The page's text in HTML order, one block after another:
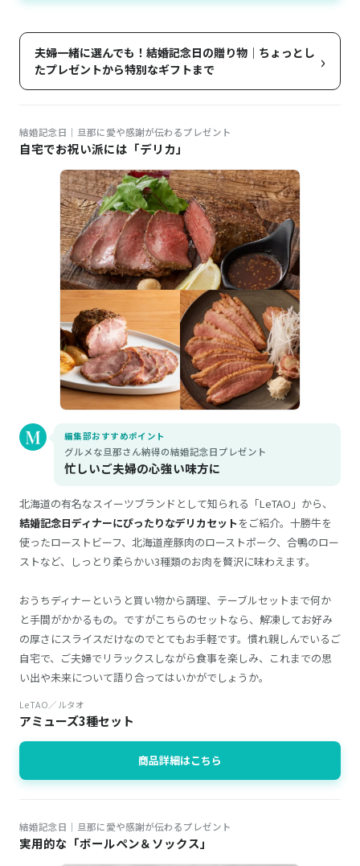
夫婦一緒に選んでも！結婚記念日の贈り物｜ちょっとし
たプレゼントから特別なギフトまで
›
結婚記念日｜旦那に愛や感謝が伝わるプレゼント
自宅でお祝い派には「デリカ」
編集部おすすめポイント
グルメな旦那さん納得の結婚記念日プレゼント
忙しいご夫婦の心強い味方に
北海道の有名なスイーツブランドとして知られる「LeTAO」から、
結婚記念日ディナーにぴったりなデリカセットをご紹介。十勝牛を
使ったローストビーフ、北海道産豚肉のローストポーク、合鴨のロー
ストなど、しっとり柔らかい3種類のお肉を贅沢に味わえます。
おうちディナーというと買い物から調理、テーブルセットまで何か
と手間がかかるもの。ですがこちらのセットなら、解凍してお好み
の厚さにスライスだけなのでとてもお手軽です。慣れ親しんでいるご
自宅で、ご夫婦でリラックスしながら食事を楽しみ、これまでの思
い出や未来について語り合ってはいかがでしょうか。
LeTAO／ルタオ
アミューズ3種セット
商品詳細はこちら
結婚記念日｜旦那に愛や感謝が伝わるプレゼント
実用的な「ボールペン＆ソックス」